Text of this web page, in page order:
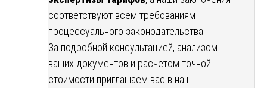
соответствуют всем требованиям
процессуального законодательства.
За подробной консультацией, анализом
ваших документов и расчетом точной
стоимости приглашаем вас в наш